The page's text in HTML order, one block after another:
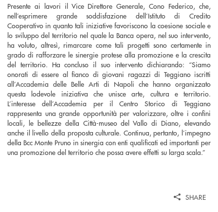
Presente ai lavori il Vice Direttore Generale, Cono Federico, che,
nell’esprimere grande soddisfazione dell’Istituto di Credito
Cooperativo in quanto tali iniziative favoriscono la coesione sociale e
lo sviluppo del territorio nel quale la Banca opera, nel suo intervento,
ha voluto, altresì, rimarcare come tali progetti sono certamente in
grado di rafforzare le sinergie protese alla promozione e la crescita
del territorio. Ha concluso il suo intervento dichiarando: “Siamo
onorati di essere al fianco di giovani ragazzi di Teggiano iscritti
all’Accademia delle Belle Arti di Napoli che hanno organizzato
questa lodevole iniziativa che unisce arte, cultura e territorio.
L’interesse dell’Accademia per il Centro Storico di Teggiano
rappresenta una grande opportunità per valorizzare, oltre i confini
locali, le bellezze della Città-museo del Vallo di Diano, elevando
anche il livello della proposta culturale. Continua, pertanto, l’impegno
della Bcc Monte Pruno in sinergia con enti qualificati ed importanti per
una promozione del territorio che possa avere effetti su larga scala.”
SHARE